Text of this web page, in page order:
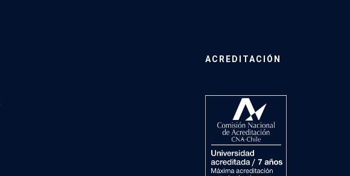
ACREDITACIÓN